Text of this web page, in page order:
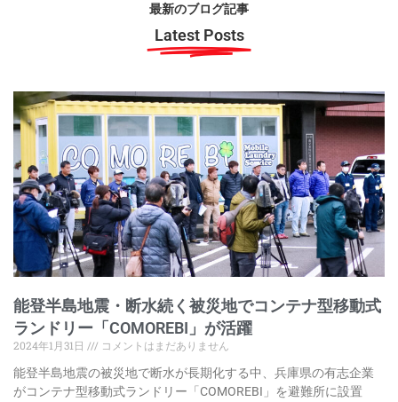
最新のブログ記事
Latest Posts
能登半島地震・断水続く被災地でコンテナ型移動式
ランドリー「COMOREBI」が活躍
2024年1月31日
コメントはまだありません
能登半島地震の被災地で断水が長期化する中、兵庫県の有志企業
がコンテナ型移動式ランドリー「COMOREBI」を避難所に設置